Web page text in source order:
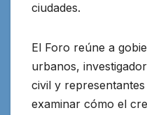
ciudades.
El Foro reúne a
urbanos,
civil y
examinar cómo el